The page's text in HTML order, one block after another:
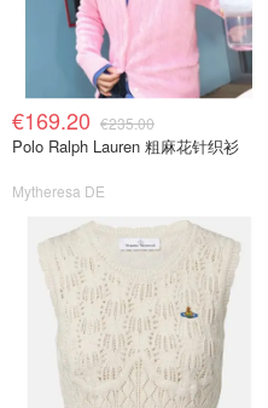
€169.20 €235.00
Polo Ralph Lauren 粗麻花针织衫
Mytheresa DE